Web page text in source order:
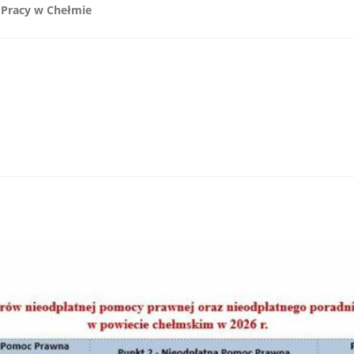
w Chełmie